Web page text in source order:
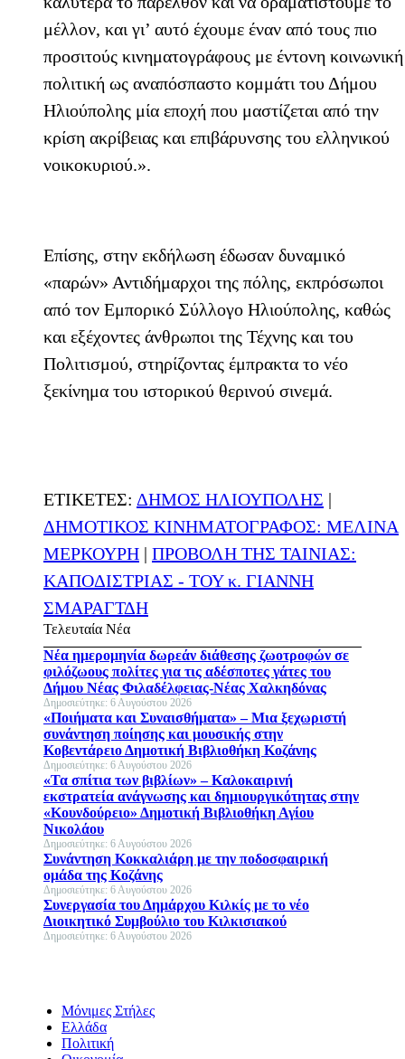
μέλλον, και γι’ αυτό έχουμε έναν από τους πιο
προσιτούς κινηματογράφους με έντονη κοινωνική
πολιτική ως αναπόσπαστο κομμάτι του Δήμου
Ηλιούπολης μία εποχή που μαστίζεται από την
κρίση ακρίβειας και επιβάρυνσης του ελληνικού
νοικοκυριού.».
Επίσης, στην εκδήλωση έδωσαν δυναμικό
«παρών» Αντιδήμαρχοι της πόλης, εκπρόσωποι
από τον Εμπορικό Σύλλογο Ηλιούπολης, καθώς
και εξέχοντες άνθρωποι της Τέχνης και του
Πολιτισμού, στηρίζοντας έμπρακτα το νέο
ξεκίνημα του ιστορικού θερινού σινεμά.
ΕΤΙΚΕΤΕΣ: ΔΗΜΟΣ ΗΛΙΟΥΠΟΛΗΣ |
ΔΗΜΟΤΙΚΟΣ ΚΙΝΗΜΑΤΟΓΡΑΦΟΣ: ΜΕΛΙΝΑ
ΜΕΡΚΟΥΡΗ | ΠΡΟΒΟΛΗ ΤΗΣ ΤΑΙΝΙΑΣ:
ΚΑΠΟΔΙΣΤΡΙΑΣ - ΤΟΥ κ. ΓΙΑΝΝΗ
ΣΜΑΡΑΓΤΔΗ
Τελευταία Νέα
Νέα ημερομηνία δωρεάν διάθεσης ζωοτροφών σε
φιλόζωους πολίτες για τις αδέσποτες γάτες του
Δήμου Νέας Φιλαδέλφειας-Νέας Χαλκηδόνας
Δημοσιεύτηκε: 6 Αυγούστου 2026
«Ποιήματα και Συναισθήματα» – Μια ξεχωριστή
συνάντηση ποίησης και μουσικής στην
Κοβεντάρειο Δημοτική Βιβλιοθήκη Κοζάνης
Δημοσιεύτηκε: 6 Αυγούστου 2026
«Τα σπίτια των βιβλίων» – Καλοκαιρινή
εκστρατεία ανάγνωσης και δημιουργικότητας στην
«Κουνδούρειο» Δημοτική Βιβλιοθήκη Αγίου
Νικολάου
Δημοσιεύτηκε: 6 Αυγούστου 2026
Συνάντηση Κοκκαλιάρη με την ποδοσφαιρική
ομάδα της Κοζάνης
Δημοσιεύτηκε: 6 Αυγούστου 2026
Συνεργασία του Δημάρχου Κιλκίς με το νέο
Διοικητικό Συμβούλιο του Κιλκισιακού
Δημοσιεύτηκε: 6 Αυγούστου 2026
Μόνιμες Στήλες
Ελλάδα
Πολιτική